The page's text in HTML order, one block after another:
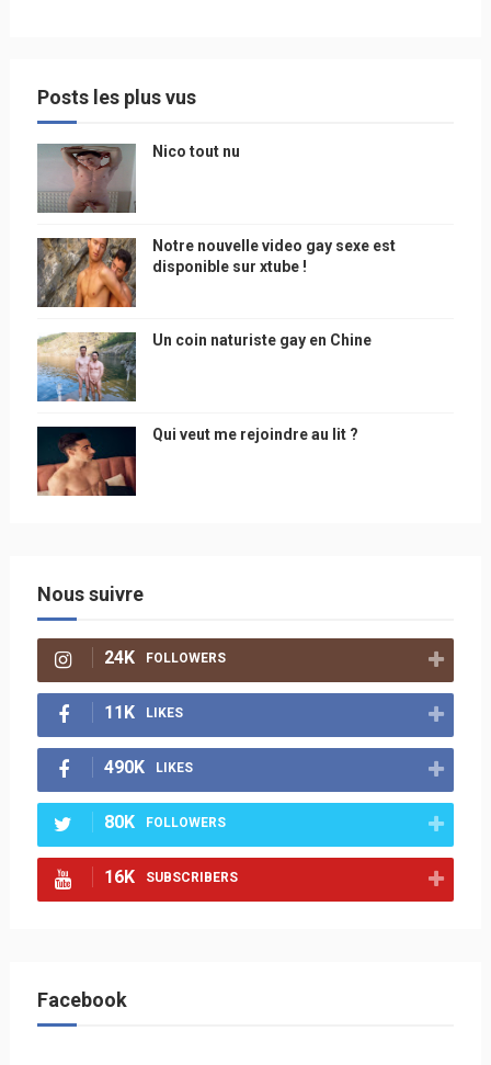
Posts les plus vus
Nico tout nu
Notre nouvelle video gay sexe est
disponible sur xtube !
Un coin naturiste gay en Chine
Qui veut me rejoindre au lit ?
Nous suivre
24K FOLLOWERS
11K LIKES
490K LIKES
80K FOLLOWERS
16K SUBSCRIBERS
Facebook